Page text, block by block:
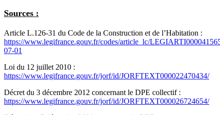
Sources :
Article L.126-31 du Code de la Construction et de l’Habitation :
https://www.legifrance.gouv.fr/codes/article_lc/
07-01
Loi du 12 juillet 2010 :
https://www.legifrance.gouv.fr/jorf/id/JORFTEXT000022470434/
Décret du 3 décembre 2012 concernant le DPE collectif :
https://www.legifrance.gouv.fr/jorf/id/JORFTEXT000026724654/